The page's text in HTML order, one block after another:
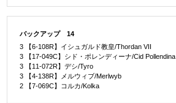
バックアップ 14
3 【6-108R】イシュガルド教皇/Thordan VII
3 【17-049C】シド・ポレンディーナ/Cid Pollendina
3 【11-072R】デシ/Tyro
3 【4-138R】メルウィブ/Merlwyb
2 【7-069C】コルカ/Kolka